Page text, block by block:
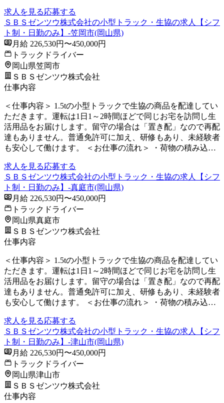
求人を見る応募する
ＳＢＳゼンツウ株式会社の小型トラック・生協の求人【シフ
ト制・日勤のみ】-笠岡市(岡山県)
月給 226,530円〜450,000円
トラックドライバー
岡山県笠岡市
ＳＢＳゼンツウ株式会社
仕事内容
＜仕事内容＞ 1.5tの小型トラックで生協の商品を配達してい
ただきます。運転は1日1～2時間ほどで同じお宅を訪問し生
活用品をお届けします。留守の場合は「置き配」なので再配
達もありません。普通免許可に加え、研修もあり、未経験者
も安心して働けます。 ＜お仕事の流れ＞ ・荷物の積み込…
求人を見る応募する
ＳＢＳゼンツウ株式会社の小型トラック・生協の求人【シフ
ト制・日勤のみ】-真庭市(岡山県)
月給 226,530円〜450,000円
トラックドライバー
岡山県真庭市
ＳＢＳゼンツウ株式会社
仕事内容
＜仕事内容＞ 1.5tの小型トラックで生協の商品を配達してい
ただきます。運転は1日1～2時間ほどで同じお宅を訪問し生
活用品をお届けします。留守の場合は「置き配」なので再配
達もありません。普通免許可に加え、研修もあり、未経験者
も安心して働けます。 ＜お仕事の流れ＞ ・荷物の積み込…
求人を見る応募する
ＳＢＳゼンツウ株式会社の小型トラック・生協の求人【シフ
ト制・日勤のみ】-津山市(岡山県)
月給 226,530円〜450,000円
トラックドライバー
岡山県津山市
ＳＢＳゼンツウ株式会社
仕事内容